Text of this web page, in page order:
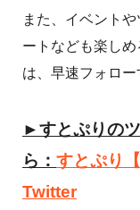
また、イベント
ートなども楽し
は、早速フォロー
►すとぷりの
ら： すとぷり
Twitter